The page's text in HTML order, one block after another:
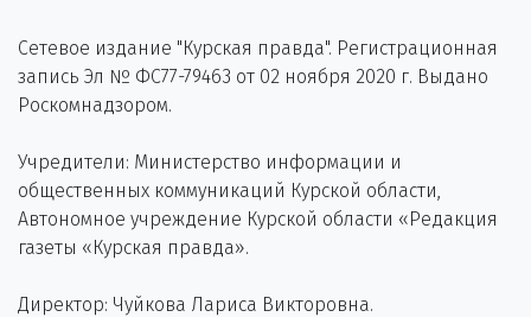
Сетевое издание "Курская правда". Регистрационная
запись Эл № ФС77-79463 от 02 ноября 2020 г. Выдано
Роскомнадзором.
Учредители: Министерство информации и
общественных коммуникаций Курской области,
Автономное учреждение Курской области «Редакция
газеты «Курская правда».
Директор: Чуйкова Лариса Викторовна.